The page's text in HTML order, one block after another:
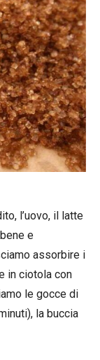
l’uovo, il latte
e
assorbire i
in ciotola con
le gocce di
la buccia